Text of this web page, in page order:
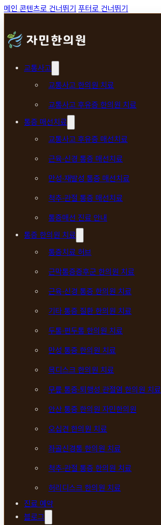
메인 콘텐츠로 건너뛰기 푸터로 건너뛰기
교통사고
교통사고 한의원 치료
교통사고 후유증 한의원 치료
통증 매선치료
교통사고 후유증 매선치료
근육·신경 통증 매선치료
만성·재발성 통증 매선치료
척추·관절 통증 매선치료
통증매선 진료 안내
통증 한의원 치료
통증치료 허브
근막통증증후군 한의원 치료
근육·신경 통증 한의원 치료
기타 통증 질환 한의원 치료
두통·편두통 한의원 치료
만성 통증 한의원 치료
목디스크 한의원 치료
무릎 통증·퇴행성 관절염 한의원 치료
안산 통증 한의원 자민한의원
오십견 한의원 치료
좌골신경통 한의원 치료
척추·관절 통증 한의원 치료
허리디스크 한의원 치료
진료 예약
블로그